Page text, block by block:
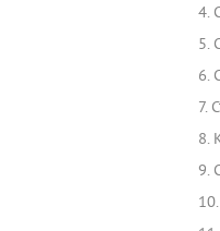
4.
5.
6.
7.
8.
9.